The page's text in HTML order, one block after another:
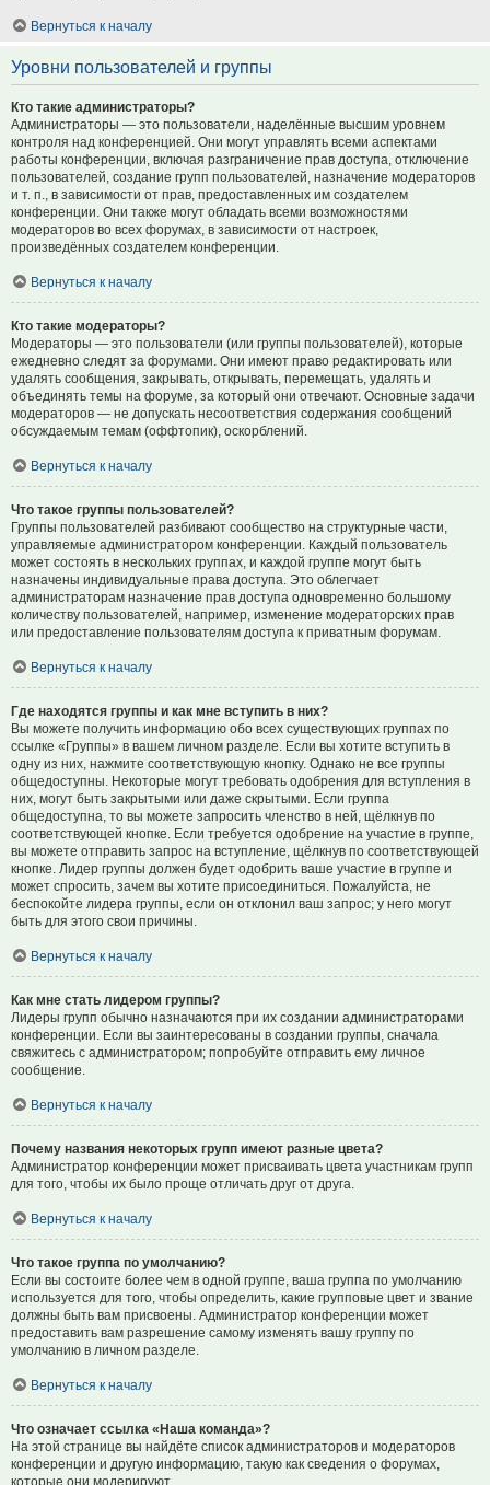
Вернуться к началу
Уровни пользователей и группы
Кто такие администраторы?
Администраторы — это пользователи, наделённые высшим уровнем
контроля над конференцией. Они могут управлять всеми аспектами
работы конференции, включая разграничение прав доступа, отключение
пользователей, создание групп пользователей, назначение модераторов
и т. п., в зависимости от прав, предоставленных им создателем
конференции. Они также могут обладать всеми возможностями
модераторов во всех форумах, в зависимости от настроек,
произведённых создателем конференции.
Вернуться к началу
Кто такие модераторы?
Модераторы — это пользователи (или группы пользователей), которые
ежедневно следят за форумами. Они имеют право редактировать или
удалять сообщения, закрывать, открывать, перемещать, удалять и
объединять темы на форуме, за который они отвечают. Основные задачи
модераторов — не допускать несоответствия содержания сообщений
обсуждаемым темам (оффтопик), оскорблений.
Вернуться к началу
Что такое группы пользователей?
Группы пользователей разбивают сообщество на структурные части,
управляемые администратором конференции. Каждый пользователь
может состоять в нескольких группах, и каждой группе могут быть
назначены индивидуальные права доступа. Это облегчает
администраторам назначение прав доступа одновременно большому
количеству пользователей, например, изменение модераторских прав
или предоставление пользователям доступа к приватным форумам.
Вернуться к началу
Где находятся группы и как мне вступить в них?
Вы можете получить информацию обо всех существующих группах по
ссылке «Группы» в вашем личном разделе. Если вы хотите вступить в
одну из них, нажмите соответствующую кнопку. Однако не все группы
общедоступны. Некоторые могут требовать одобрения для вступления в
них, могут быть закрытыми или даже скрытыми. Если группа
общедоступна, то вы можете запросить членство в ней, щёлкнув по
соответствующей кнопке. Если требуется одобрение на участие в группе,
вы можете отправить запрос на вступление, щёлкнув по соответствующей
кнопке. Лидер группы должен будет одобрить ваше участие в группе и
может спросить, зачем вы хотите присоединиться. Пожалуйста, не
беспокойте лидера группы, если он отклонил ваш запрос; у него могут
быть для этого свои причины.
Вернуться к началу
Как мне стать лидером группы?
Лидеры групп обычно назначаются при их создании администраторами
конференции. Если вы заинтересованы в создании группы, сначала
свяжитесь с администратором; попробуйте отправить ему личное
сообщение.
Вернуться к началу
Почему названия некоторых групп имеют разные цвета?
Администратор конференции может присваивать цвета участникам групп
для того, чтобы их было проще отличать друг от друга.
Вернуться к началу
Что такое группа по умолчанию?
Если вы состоите более чем в одной группе, ваша группа по умолчанию
используется для того, чтобы определить, какие групповые цвет и звание
должны быть вам присвоены. Администратор конференции может
предоставить вам разрешение самому изменять вашу группу по
умолчанию в личном разделе.
Вернуться к началу
Что означает ссылка «Наша команда»?
На этой странице вы найдёте список администраторов и модераторов
конференции и другую информацию, такую как сведения о форумах,
которые они модерируют.